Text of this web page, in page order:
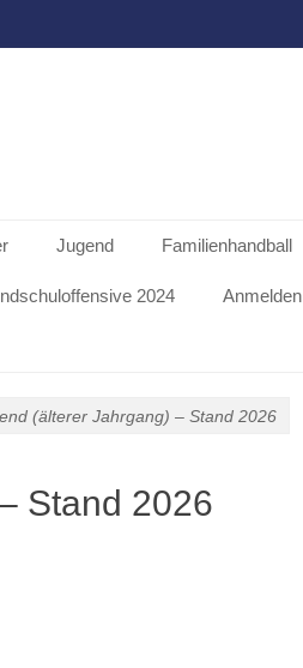
Jugend Familienhandball
2024
Anmelden
(älterer Jahrgang) – Stand 2026
Stand 2026